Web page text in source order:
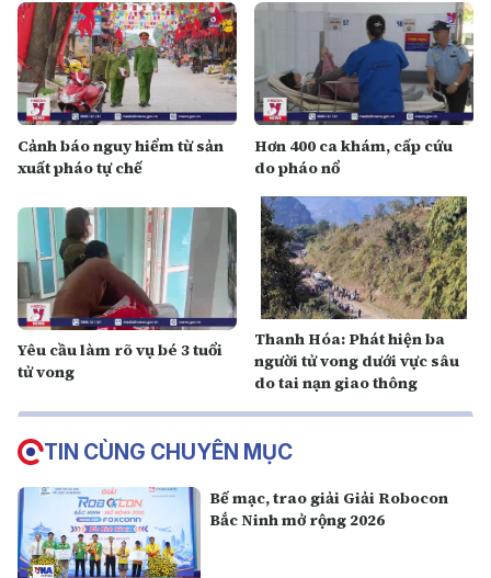
Cảnh báo nguy hiểm từ sản
xuất pháo tự chế
Hơn 400 ca khám, cấp cứu
do pháo nổ
Yêu cầu làm rõ vụ bé 3 tuổi
tử vong
Thanh Hóa: Phát hiện ba
người tử vong dưới vực sâu
do tai nạn giao thông
TIN CÙNG CHUYÊN MỤC
Bế mạc, trao giải Giải Robocon
Bắc Ninh mở rộng 2026